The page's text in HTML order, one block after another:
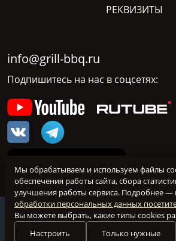
РЕКВИЗИТЫ
info@grill-bbq.ru
Подпишитесь на нас в соцсетях:
@ grill-bbq.ru 2026 Все
Настройка куки
Мы обрабатываем и используем файлы
обеспечения работы сайта, сбора
улучшения работы сервиса. Подробнее —
обработки персональных данных
Вы можете выбрать, какие типы cookies
Настроить
Только нужные